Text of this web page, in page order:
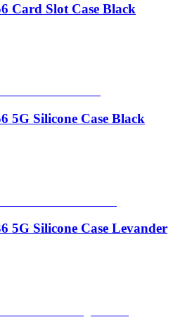
Card Slot Case Black
5G Silicone Case Black
5G Silicone Case Levander